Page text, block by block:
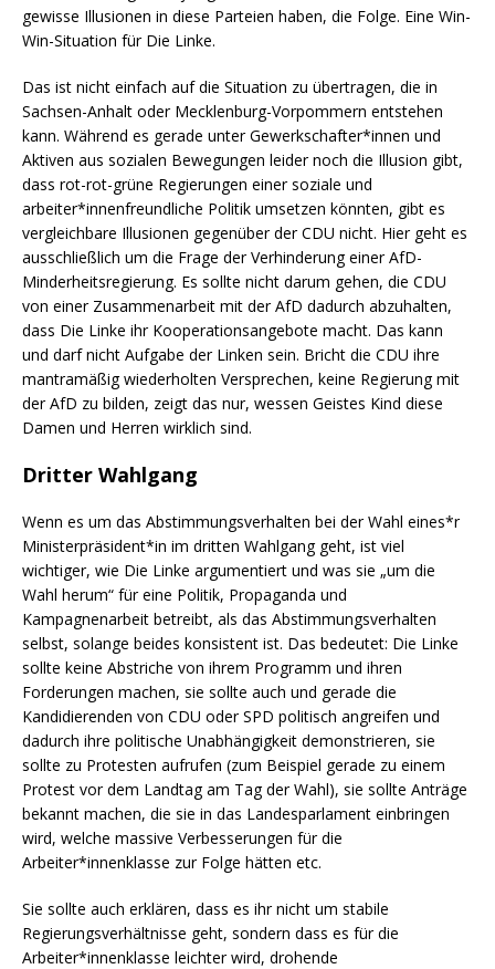
gewisse Illusionen in diese Parteien haben, die Folge. Eine Win-
Win-Situation für Die Linke.
Das ist nicht einfach auf die Situation zu übertragen, die in
Sachsen-Anhalt oder Mecklenburg-Vorpommern entstehen
kann. Während es gerade unter Gewerkschafter*innen und
Aktiven aus sozialen Bewegungen leider noch die Illusion gibt,
dass rot-rot-grüne Regierungen einer soziale und
arbeiter*innenfreundliche Politik umsetzen könnten, gibt es
vergleichbare Illusionen gegenüber der CDU nicht. Hier geht es
ausschließlich um die Frage der Verhinderung einer AfD-
Minderheitsregierung. Es sollte nicht darum gehen, die CDU
von einer Zusammenarbeit mit der AfD dadurch abzuhalten,
dass Die Linke ihr Kooperationsangebote macht. Das kann
und darf nicht Aufgabe der Linken sein. Bricht die CDU ihre
mantramäßig wiederholten Versprechen, keine Regierung mit
der AfD zu bilden, zeigt das nur, wessen Geistes Kind diese
Damen und Herren wirklich sind.
Dritter Wahlgang
Wenn es um das Abstimmungsverhalten bei der Wahl eines*r
Ministerpräsident*in im dritten Wahlgang geht, ist viel
wichtiger, wie Die Linke argumentiert und was sie „um die
Wahl herum“ für eine Politik, Propaganda und
Kampagnenarbeit betreibt, als das Abstimmungsverhalten
selbst, solange beides konsistent ist. Das bedeutet: Die Linke
sollte keine Abstriche von ihrem Programm und ihren
Forderungen machen, sie sollte auch und gerade die
Kandidierenden von CDU oder SPD politisch angreifen und
dadurch ihre politische Unabhängigkeit demonstrieren, sie
sollte zu Protesten aufrufen (zum Beispiel gerade zu einem
Protest vor dem Landtag am Tag der Wahl), sie sollte Anträge
bekannt machen, die sie in das Landesparlament einbringen
wird, welche massive Verbesserungen für die
Arbeiter*innenklasse zur Folge hätten etc.
Sie sollte auch erklären, dass es ihr nicht um stabile
Regierungsverhältnisse geht, sondern dass es für die
Arbeiter*innenklasse leichter wird, drohende